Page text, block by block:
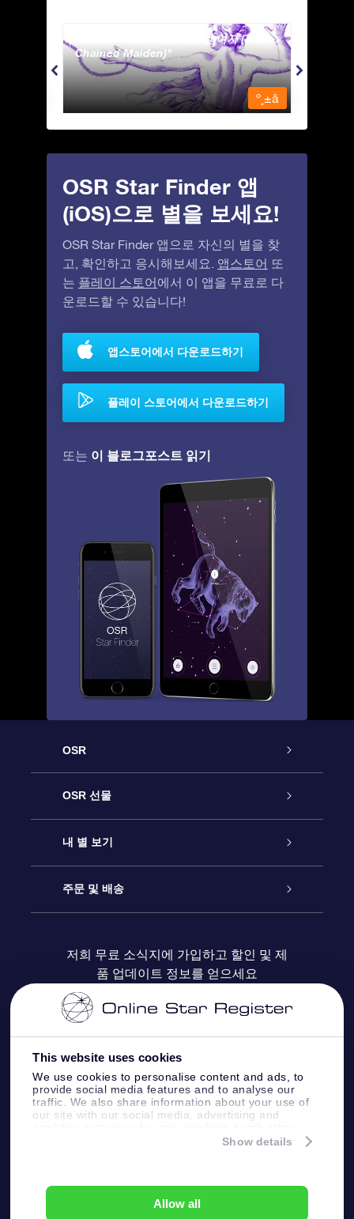
This website uses cookies
We use cookies to personalise content and ads, to
provide social media features and to analyse our
traffic. We also share information about your use of
our site with our social media, advertising and
information that you’ve provided to them or that
Show details
Allow all
Andromeda - 사슬에 묶인 여자 (The
Chained Maiden)
º¸±â
OSR Star Finder 앱
(iOS)으로 별을 보세요!
OSR Star Finder 앱으로 자신의 별을 찾
고, 확인하고 응시해보세요. 앱스토어 또
는 플레이 스토어에서 이 앱을 무료로 다
운로드할 수 있습니다!
앱스토어에서 다운로드하기
플레이 스토어에서 다운로드하기
또는 이 블로그포스트 읽기
OSR
고객 서비스
연락처
블로그
OSR 선물
온라인 별 선물
OSR 선물 팩
OSR 상품권
기업 선물
내 별 보기
Star Register
맞춤 별 페이지
One Million Stars
Fly me to the stars VR 앱
주문 및 배송
결제 정보
배송 정보
환불 정책
별자리
저희 무료 소식지에 가입하고 할인 및 제
품 업데이트 정보를 얻으세요
고객 서비스:help@osr.org